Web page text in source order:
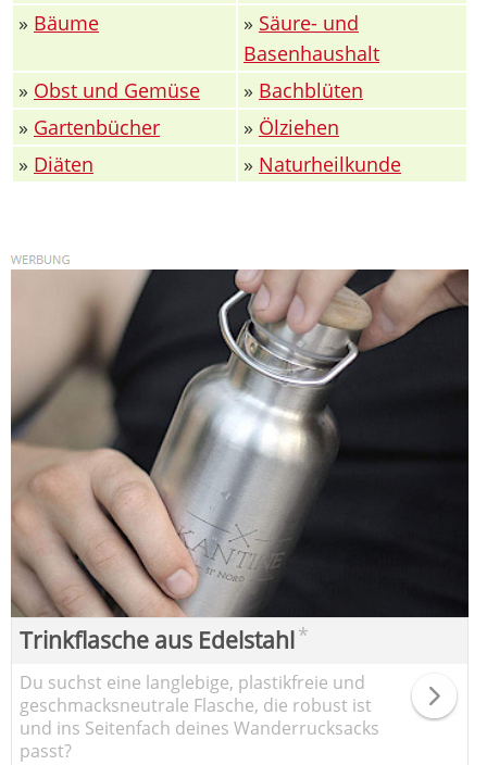
» Bäume » Säure- und
Basenhaushalt
» Obst und Gemüse » Bachblüten
» Gartenbücher » Ölziehen
» Diäten » Naturheilkunde
Trinkflasche aus Edelstahl*
Du suchst eine langlebige, plastikfreie und
geschmacksneutrale Flasche, die robust ist
und ins Seitenfach deines Wanderrucksacks
passt?